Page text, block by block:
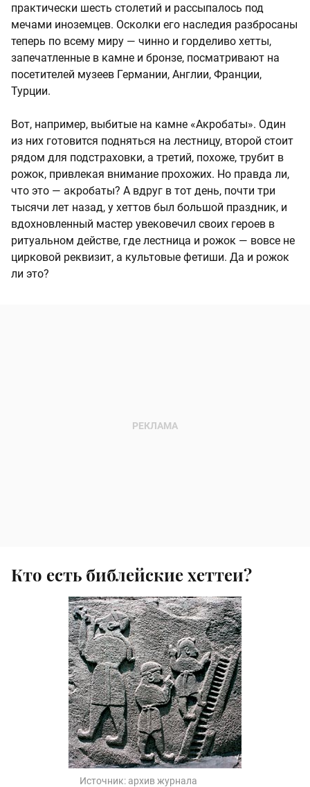
практически шесть столетий и рассыпалось под
мечами иноземцев. Осколки его наследия разбросаны
теперь по всему миру — чинно и горделиво хетты,
запечатленные в камне и бронзе, посматривают на
посетителей музеев Германии, Англии, Франции,
Турции.
Вот, например, выбитые на камне «Акробаты». Один
из них готовится подняться на лестницу, второй стоит
рядом для подстраховки, а третий, похоже, трубит в
рожок, привлекая внимание прохожих. Но правда ли,
что это — акробаты? А вдруг в тот день, почти три
тысячи лет назад, у хеттов был большой праздник, и
вдохновленный мастер увековечил своих героев в
ритуальном действе, где лестница и рожок — вовсе не
цирковой реквизит, а культовые фетиши. Да и рожок
ли это?
Кто есть библейские хеттеи?
Источник: архив журнала